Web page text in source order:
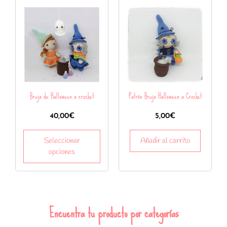
Bruja de Halloween a crochet
40,00€
Seleccionar
opciones
Patrón Bruja Halloween a Crochet
5,00€
Añadir al carrito
Encuentra tu producto por categorías